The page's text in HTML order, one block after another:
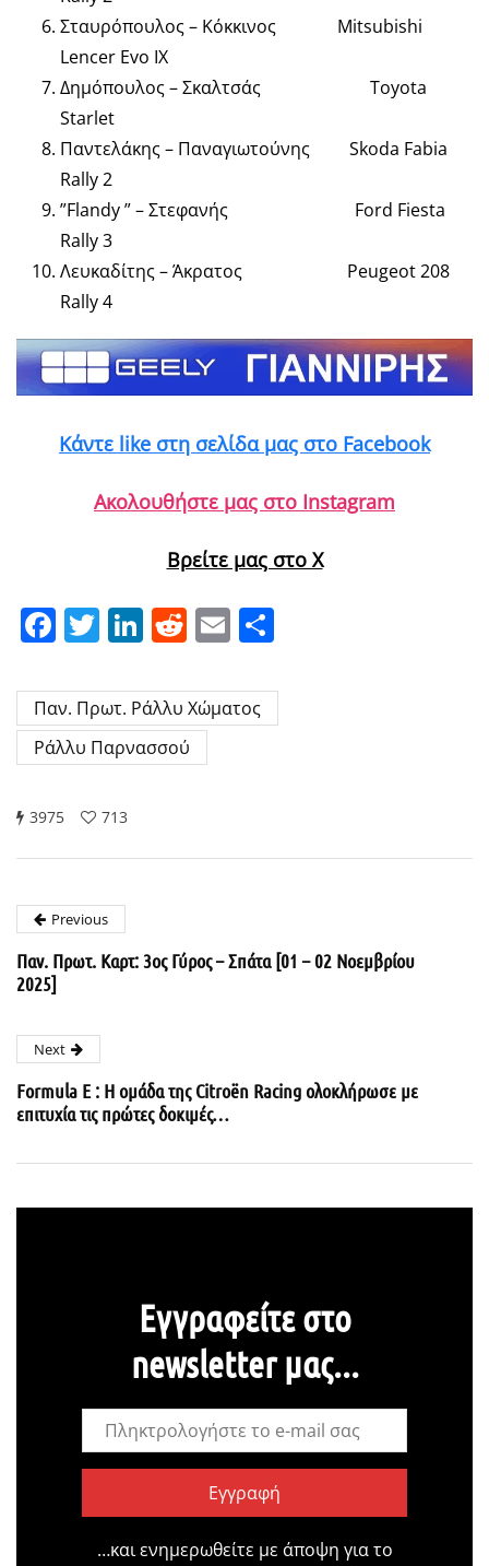
Σταυρόπουλος – Κόκκινος Mitsubishi
Lencer Evo IX
Δημόπουλος – Σκαλτσάς Toyota
Starlet
Παντελάκης – Παναγιωτούνης Skoda Fabia
Rally 2
”Flandy ” – Στεφανής Ford Fiesta
Rally 3
Λευκαδίτης – Άκρατος Peugeot 208
Rally 4
Κάντε like στη σελίδα μας στο Facebook
Ακολουθήστε μας στο Instagram
Βρείτε μας στο X
Facebook
Twitter
LinkedIn
Reddit
Email
Παν. Πρωτ. Ράλλυ Χώματος
Ράλλυ Παρνασσού
3975 713
Previous
Παν. Πρωτ. Καρτ: 3ος Γύρος – Σπάτα [01 – 02 Νοεμβρίου
2025]
Next
Formula E : Η ομάδα της Citroën Racing ολοκλήρωσε με
επιτυχία τις πρώτες δοκιμές…
Εγγραφείτε στο
newsletter μας...
Εγγραφή
…και ενημερωθείτε με άποψη για το